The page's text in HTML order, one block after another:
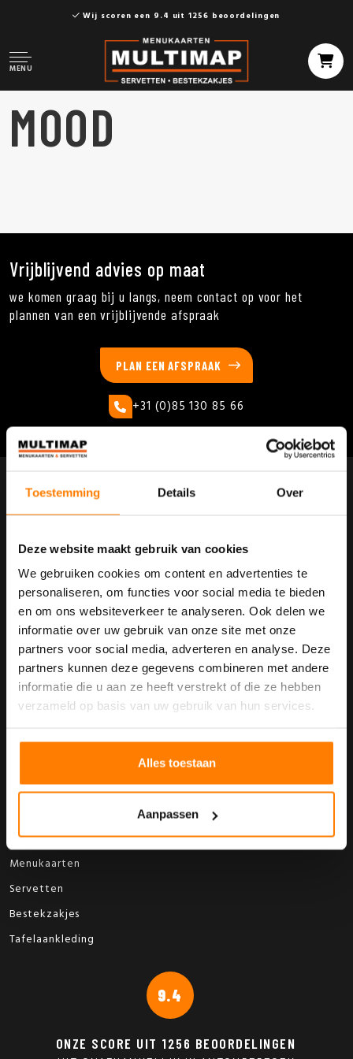
Toestemming Details Over
Deze website maakt gebruik van cookies
We gebruiken cookies om content en advertenties te
personaliseren, om functies voor social media te bieden
en om ons websiteverkeer te analyseren. Ook delen we
informatie over uw gebruik van onze site met onze
partners voor social media, adverteren en analyse. Deze
partners kunnen deze gegevens combineren met andere
informatie die u aan ze heeft verstrekt of die ze hebben
verzameld op basis van uw gebruik van hun services.
Alles toestaan
Aanpassen
Wij scoren een 9.4 uit 1256 beoordelingen
MENU
MOOD
Vrijblijvend advies op maat
we komen graag bij u langs, neem contact op voor het
plannen van een vrijblijvende afspraak
PLAN EEN AFSPRAAK
+31 (0)85 130 85 66
Multi Map
5807 EZ
Venray (NL)
+31 (0)85 130 85 66
info@multimap.nl
Maatwerk
Menukaarten
Overige tafelaankleding
Menukaarten
Servetten
Bestekzakjes
Tafelaankleding
9.4
ONZE SCORE UIT 1256 BEOORDELINGEN